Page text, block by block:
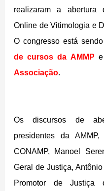
realizaram a abertura
Online de Vitimologia e
O congresso está
de cursos da AMMP
Associação.
Os discursos de
presidentes da
CONAMP, Manoel
Geral de Justiça,
Promotor de Justiça